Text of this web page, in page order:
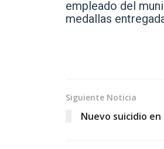
empleado del
medallas
Siguiente Noticia
Nuevo suicidio en